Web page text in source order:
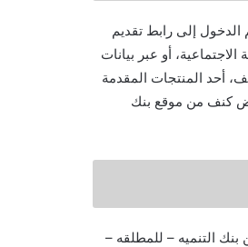
الدخول إلى رابط تقديم
أو عبر بيانات
أحد المنتجات المقدمة
كنف من موقع بنك
التنميه – للمطلقه –